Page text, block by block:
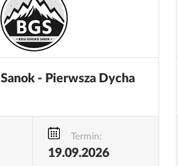
- Pierwsza Dycha
Termin:
19.09.2026